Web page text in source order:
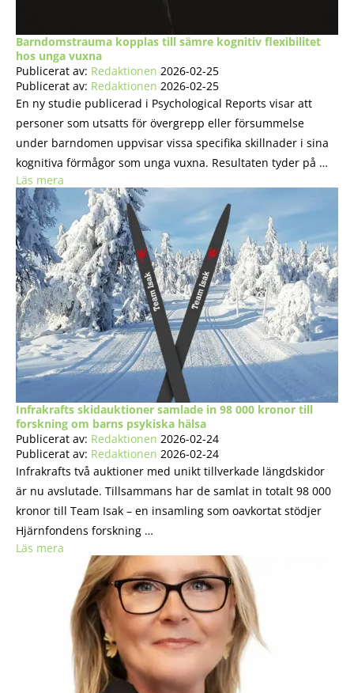
Barndomstrauma kopplas till sämre kognitiv flexibilitet
hos unga vuxna
Publicerat av: Redaktionen 2026-02-25
Publicerat av: Redaktionen 2026-02-25
En ny studie publicerad i Psychological Reports visar att
personer som utsatts för övergrepp eller försummelse
under barndomen uppvisar vissa specifika skillnader i sina
kognitiva förmågor som unga vuxna. Resultaten tyder på …
Läs mera
Infrakrafts skidauktioner samlade in 98 000 kronor till
forskning om barns psykiska hälsa
Publicerat av: Redaktionen 2026-02-24
Publicerat av: Redaktionen 2026-02-24
Infrakrafts två auktioner med unikt tillverkade längdskidor
är nu avslutade. Tillsammans har de samlat in totalt 98 000
kronor till Team Isak – en insamling som oavkortat stödjer
Hjärnfondens forskning …
Läs mera